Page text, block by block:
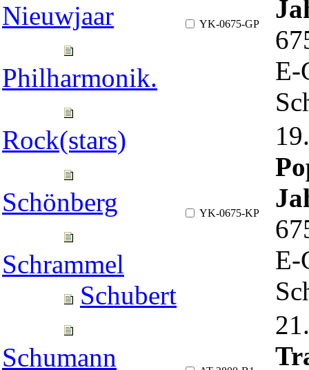
Nieuwjaar
Philharmonik.
Rock(stars)
Schönberg
Schrammel
Schubert
Schumann
YK-0675-GP
E-
YK-0675-KP
E-